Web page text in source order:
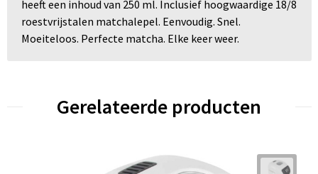
heeft een inhoud van 250 ml. Inclusief hoogwaardige 18/8
roestvrijstalen matchalepel. Eenvoudig. Snel.
Moeiteloos. Perfecte matcha. Elke keer weer.
Gerelateerde producten